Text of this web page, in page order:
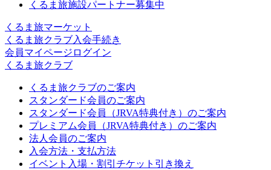
くるま旅施設パートナー募集中
くるま旅マーケット
くるま旅クラブ入会手続き
会員マイページログイン
くるま旅クラブ
くるま旅クラブのご案内
スタンダード会員のご案内
スタンダード会員（JRVA特典付き）のご案内
プレミアム会員（JRVA特典付き）のご案内
法人会員のご案内
入会方法・支払方法
イベント入場・割引チケット引き換え